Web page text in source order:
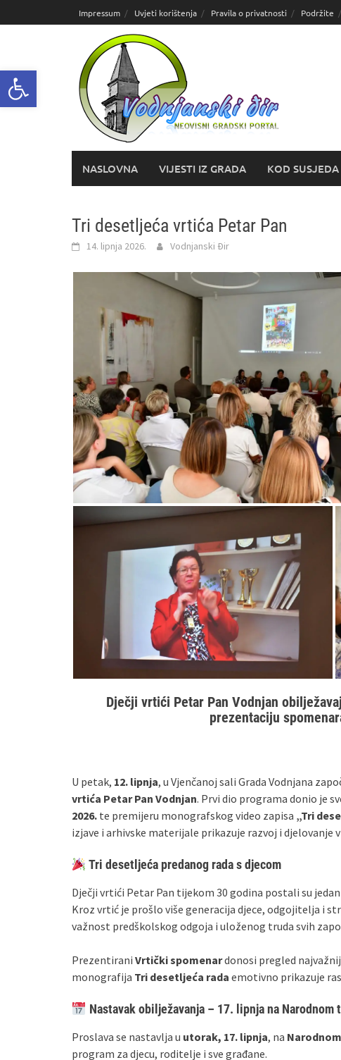
Open toolbar
do
Impressum Uvjeti korištenja Pravila o privatnosti Podržite
NASLOVNA VIJESTI IZ GRADA KOD SUSJEDA
Tri desetljeća vrtića Petar Pan
14. lipnja 2026. Vodnjanski Đir
Dječji vrtići Petar Pan Vodnjan
prezentaciju
U petak, 12. lipnja, u Vjenčanoj sali Grada Vodnjana
vrtića Petar Pan Vodnjan. Prvi dio programa donio je
2026. te premijeru monografskog video zapisa „Tri
izjave i arhivske materijale prikazuje razvoj i djelovanje
Tri desetljeća predanog rada s djecom
Dječji vrtići Petar Pan tijekom 30 godina postali su
Kroz vrtić je prošlo više generacija djece, odgojitelja i
važnost predškolskog odgoja i uloženog truda svih
Prezentirani Vrtički spomenardonosi pregled
monografija Tri desetljeća rada emotivno prikazuje
Nastavak obilježavanja – 17. lipnja na Narodnom
Proslava se nastavlja u utorak, 17. lipnja, na
program za djecu, roditelje i sve građane.